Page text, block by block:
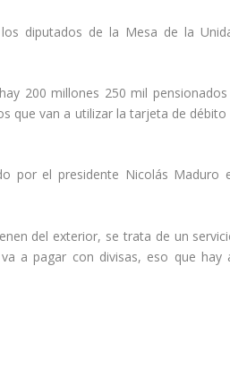
diputados de la Mesa de la
200 millones 250 mil
que van a utilizar la tarjeta de
por el presidente Nicolás Maduro
del exterior, se trata de un
a pagar con divisas, eso que hay